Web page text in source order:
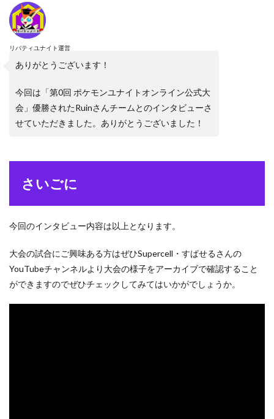
リバティユナイト運営
ありがとうございます！
今回は「第0回 ポケモンユナイトオンライン公式大
会」優勝されたRuinさんチームとのインタビューさ
せていただきました。ありがとうございました！
さいごに
今回のインタビュー内容は以上となります。
大会の試合にご興味ある方はぜひSupercell・すぱせるさんの
YouTubeチャンネルより大会の様子をアーカイブで確認すること
ができますのでぜひチェックしてみてはいかがでしょうか。